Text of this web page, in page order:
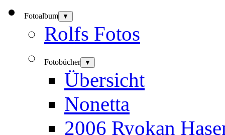
Fotoalbum ▼
Rolfs Fotos
Fotobücher ▼
Übersicht
Nonetta
2006 Ryokan